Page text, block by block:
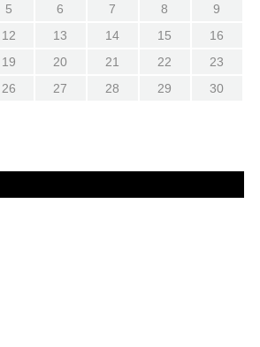
5 6 7 8
9
12 13 14 15
16
19 20 21 22
23
26 27 28 29
30